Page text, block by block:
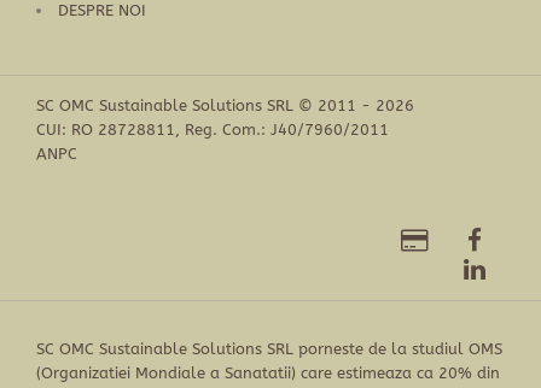
DESPRE NOI
SC OMC Sustainable Solutions SRL © 2011 - 2026
CUI: RO 28728811, Reg. Com.: J40/7960/2011
ANPC
SC OMC Sustainable Solutions SRL porneste de la studiul OMS
(Organizatiei Mondiale a Sanatatii) care estimeaza ca 20% din